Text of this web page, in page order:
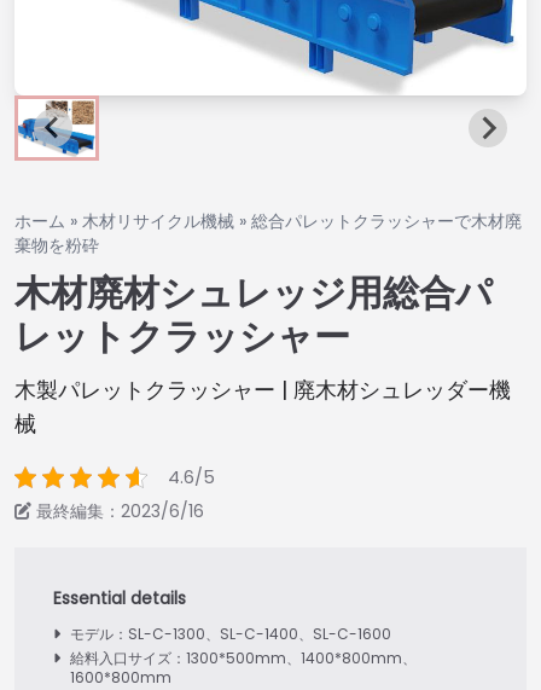
ホーム » 木材リサイクル機械 » 総合パレットクラッシャーで木材廃
棄物を粉砕
木材廃材シュレッジ用総合パ
レットクラッシャー
木製パレットクラッシャー | 廃木材シュレッダー機
械
4.6/5
最終編集：2023/6/16
モデル：SL-C-1300、SL-C-1400、SL-C-1600
給料入口サイズ：1300*500mm、1400*800mm、
1600*800mm